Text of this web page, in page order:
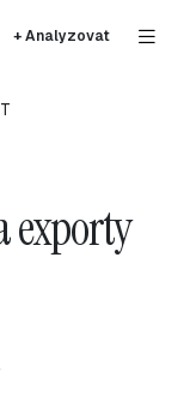
+ Analyzovat
exporty